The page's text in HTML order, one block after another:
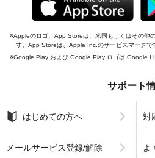
Appleのロゴ、App Storeは、米国もしくはその他
す。App Storeは、Apple Inc.のサービスマークで
Google Play および Google Play ロゴは Google
サポート
はじめての方へ 対
メールサービス登録/解除 よ